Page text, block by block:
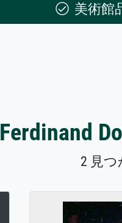
美術館
Ferdinand
2 見